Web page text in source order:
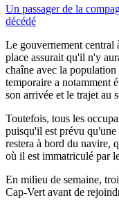
Un passager de la
décédé
Le gouvernement central
place assurait qu'il n'y
chaîne avec la
temporaire a notamment
son arrivée et le trajet au
Toutefois, tous les
puisqu'il est prévu
restera à bord du navire,
où il est immatriculé par
En milieu de semaine,
Cap-Vert avant de